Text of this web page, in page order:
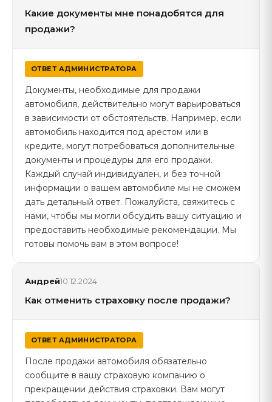
Какие документы мне понадобятся для
продажи?
ОТВЕТ АДМИНИСТРАТОРА
Документы, необходимые для продажи
автомобиля, действительно могут варьироваться
в зависимости от обстоятельств. Например, если
автомобиль находится под арестом или в
кредите, могут потребоваться дополнительные
документы и процедуры для его продажи.
Каждый случай индивидуален, и без точной
информации о вашем автомобиле мы не сможем
дать детальный ответ. Пожалуйста, свяжитесь с
нами, чтобы мы могли обсудить вашу ситуацию и
предоставить необходимые рекомендации. Мы
готовы помочь вам в этом вопросе!
Андрей10.12.2024
Как отменить страховку после продажи?
ОТВЕТ АДМИНИСТРАТОРА
После продажи автомобиля обязательно
сообщите в вашу страховую компанию о
прекращении действия страховки. Вам могут